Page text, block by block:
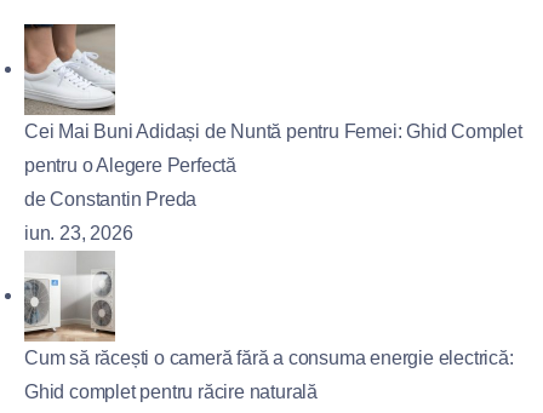
Cei Mai Buni Adidași de Nuntă pentru Femei: Ghid Complet
pentru o Alegere Perfectă
de Constantin Preda
iun. 23, 2026
Cum să răcești o cameră fără a consuma energie electrică:
Ghid complet pentru răcire naturală